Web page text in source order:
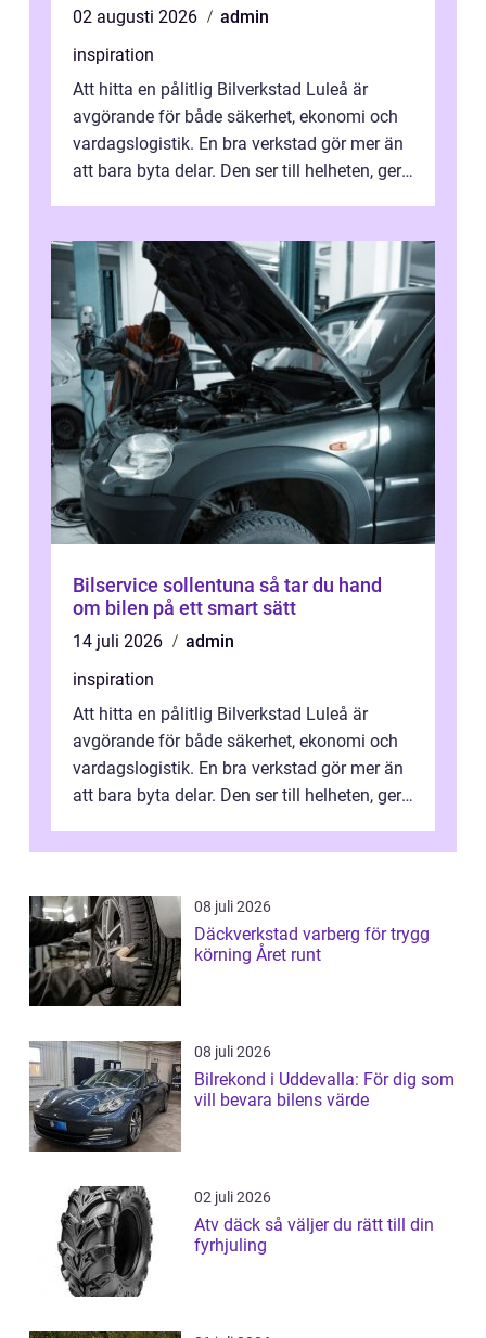
02 augusti 2026
admin
inspiration
Att hitta en pålitlig Bilverkstad Luleå är
avgörande för både säkerhet, ekonomi och
vardagslogistik. En bra verkstad gör mer än
att bara byta delar. Den ser till helheten, ger
Bilservice sollentuna så tar du hand
om bilen på ett smart sätt
14 juli 2026
admin
inspiration
Att hitta en pålitlig Bilverkstad Luleå är
avgörande för både säkerhet, ekonomi och
vardagslogistik. En bra verkstad gör mer än
att bara byta delar. Den ser till helheten, ger
08 juli 2026
Däckverkstad varberg för trygg
körning Året runt
08 juli 2026
Bilrekond i Uddevalla: För dig som
vill bevara bilens värde
02 juli 2026
Atv däck så väljer du rätt till din
fyrhjuling